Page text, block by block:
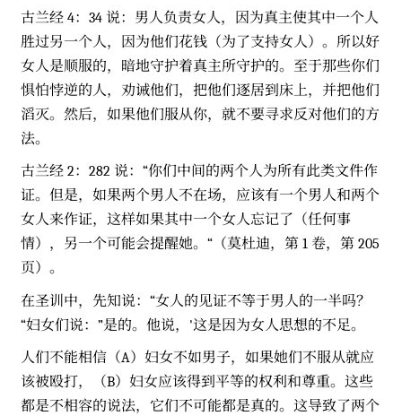
古兰经 4：34 说：男人负责女人，因为真主使其中一个人
胜过另一个人，因为他们花钱（为了支持女人）。所以好
女人是顺服的，暗地守护着真主所守护的。至于那些你们
惧怕悖逆的人，劝诫他们，把他们逐居到床上，并把他们
滔灭。然后，如果他们服从你，就不要寻求反对他们的方
法。
古兰经 2：282 说：“你们中间的两个人为所有此类文件作
证。但是，如果两个男人不在场，应该有一个男人和两个
女人来作证，这样如果其中一个女人忘记了（任何事
情），另一个可能会提醒她。“（莫杜迪，第 1 卷，第 205
页）。
在圣训中，先知说：“女人的见证不等于男人的一半吗？
“妇女们说：”是的。他说，'这是因为女人思想的不足。
人们不能相信（A）妇女不如男子，如果她们不服从就应
该被殴打，（B）妇女应该得到平等的权利和尊重。这些
都是不相容的说法，它们不可能都是真的。这导致了两个